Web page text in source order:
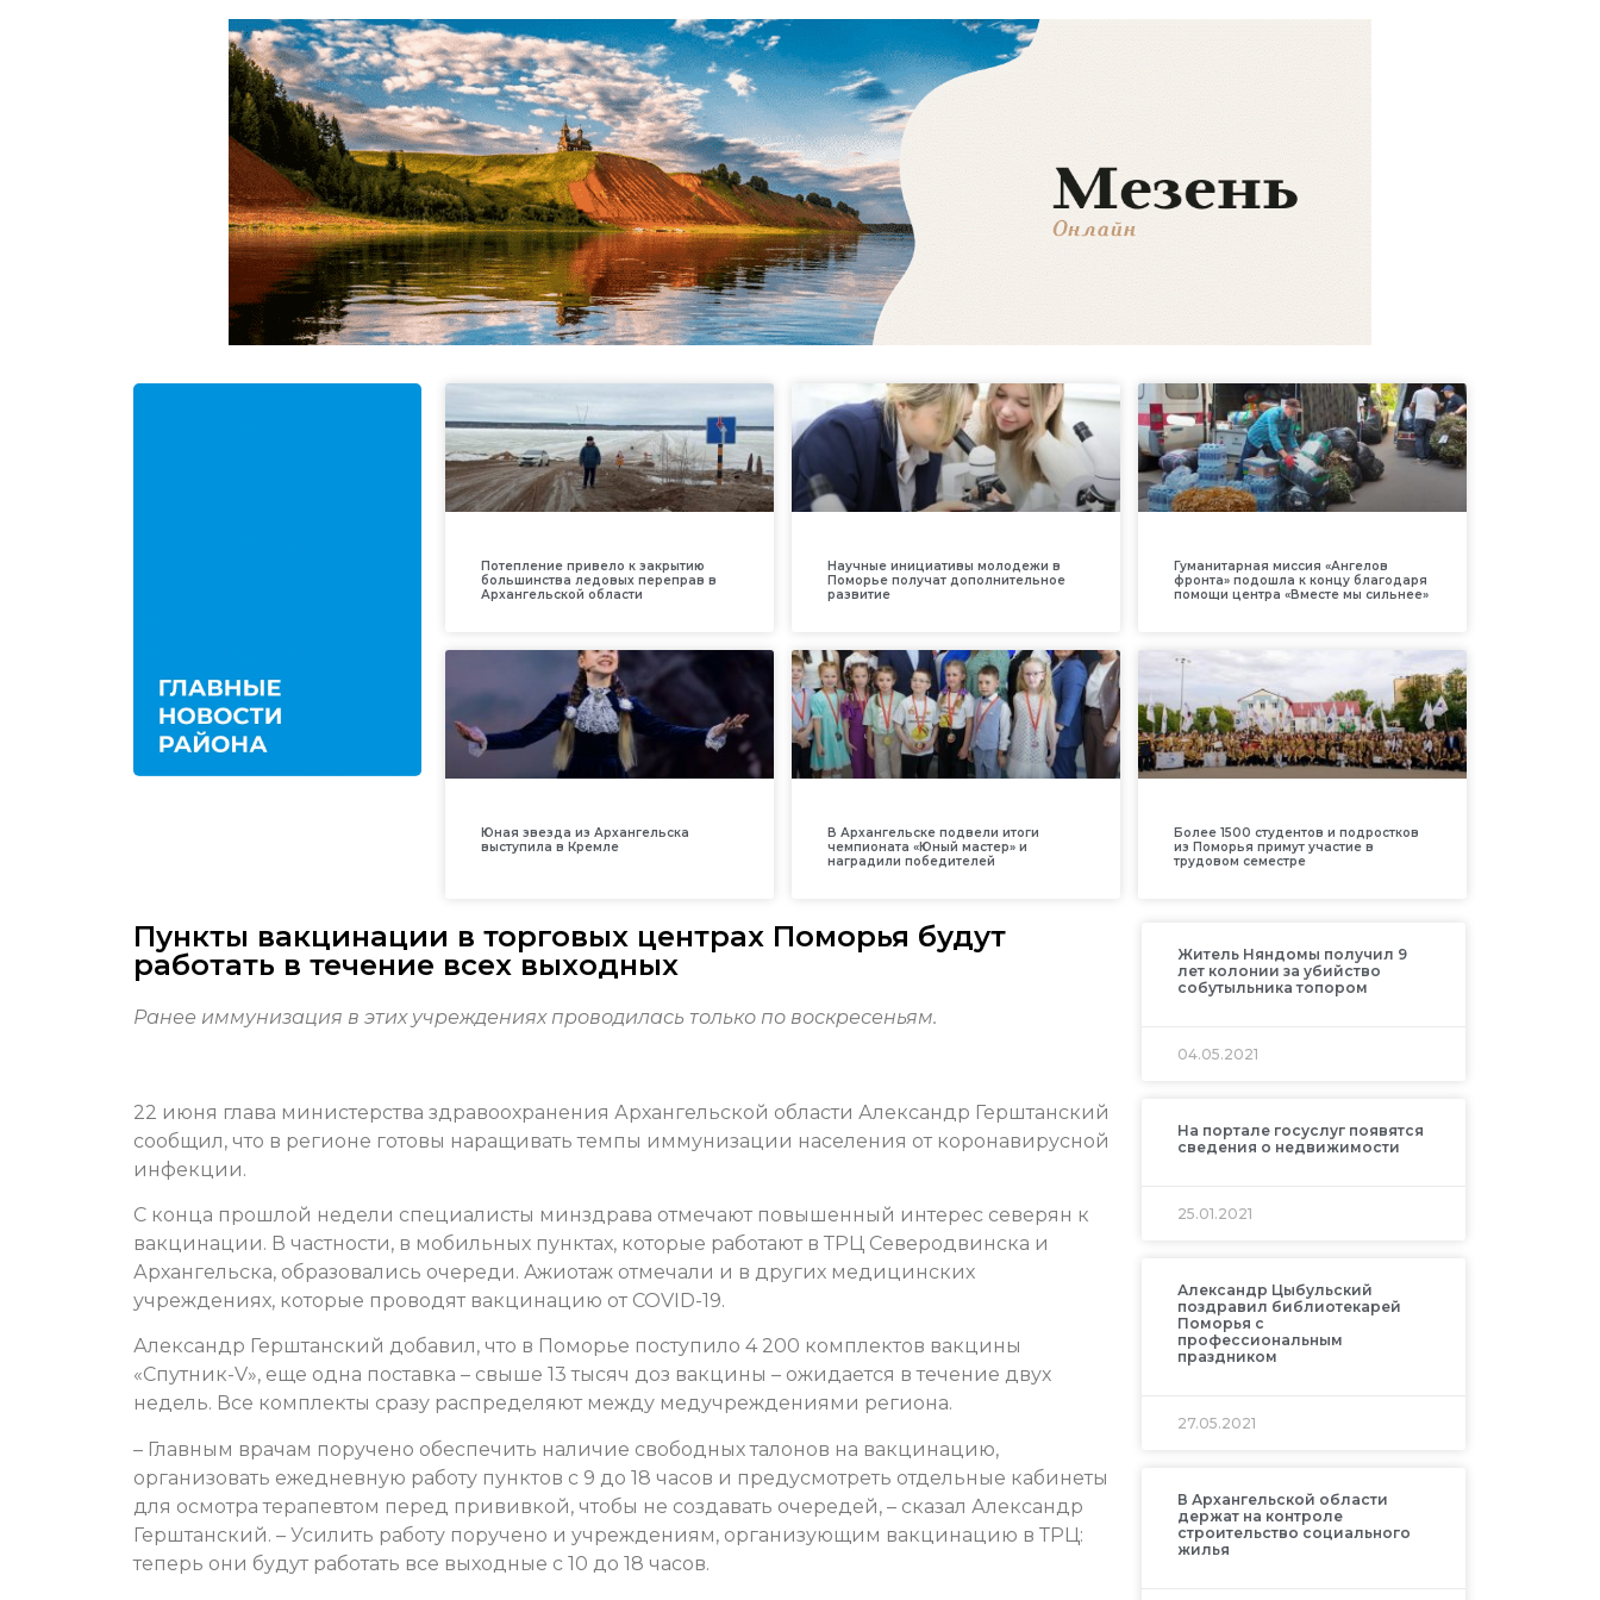
Потепление привело к закрытию
большинства ледовых переправ в
Архангельской области
Научные инициативы молодежи в
Поморье получат дополнительное
развитие
Гуманитарная миссия «Ангелов
фронта» подошла к концу благодаря
помощи центра «Вместе мы сильнее»
Юная звезда из Архангельска
выступила в Кремле
В Архангельске подвели итоги
чемпионата «Юный мастер» и
наградили победителей
Более 1500 студентов и подростков
из Поморья примут участие в
трудовом семестре
Пункты вакцинации в торговых центрах Поморья будут
работать в течение всех выходных
Ранее иммунизация в этих учреждениях проводилась только по воскресеньям.
22 июня глава министерства здравоохранения Архангельской области Александр Герштанский
сообщил, что в регионе готовы наращивать темпы иммунизации населения от коронавирусной
инфекции.
С конца прошлой недели специалисты минздрава отмечают повышенный интерес северян к
вакцинации. В частности, в мобильных пунктах, которые работают в ТРЦ Северодвинска и
Архангельска, образовались очереди. Ажиотаж отмечали и в других медицинских
учреждениях, которые проводят вакцинацию от COVID-19.
Александр Герштанский добавил, что в Поморье поступило 4 200 комплектов вакцины
«Спутник-V», еще одна поставка – свыше 13 тысяч доз вакцины – ожидается в течение двух
недель. Все комплекты сразу распределяют между медучреждениями региона.
– Главным врачам поручено обеспечить наличие свободных талонов на вакцинацию,
организовать ежедневную работу пунктов с 9 до 18 часов и предусмотреть отдельные кабинеты
для осмотра терапевтом перед прививкой, чтобы не создавать очередей, – сказал Александр
Герштанский. – Усилить работу поручено и учреждениям, организующим вакцинацию в ТРЦ:
теперь они будут работать все выходные с 10 до 18 часов.
Житель Няндомы получил 9
лет колонии за убийство
собутыльника топором
04.05.2021
На портале госуслуг появятся
сведения о недвижимости
25.01.2021
Александр Цыбульский
поздравил библиотекарей
Поморья с
профессиональным
праздником
27.05.2021
В Архангельской области
держат на контроле
строительство социального
жилья